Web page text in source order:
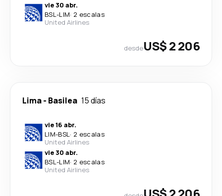
vie 30 abr.
BSL-LIM· 2 escalas
United Airlines
desdeUS$ 2 206
Lima- Basilea 15 días
vie 16 abr.
LIM-BSL· 2 escalas
United Airlines
vie 30 abr.
BSL-LIM· 2 escalas
United Airlines